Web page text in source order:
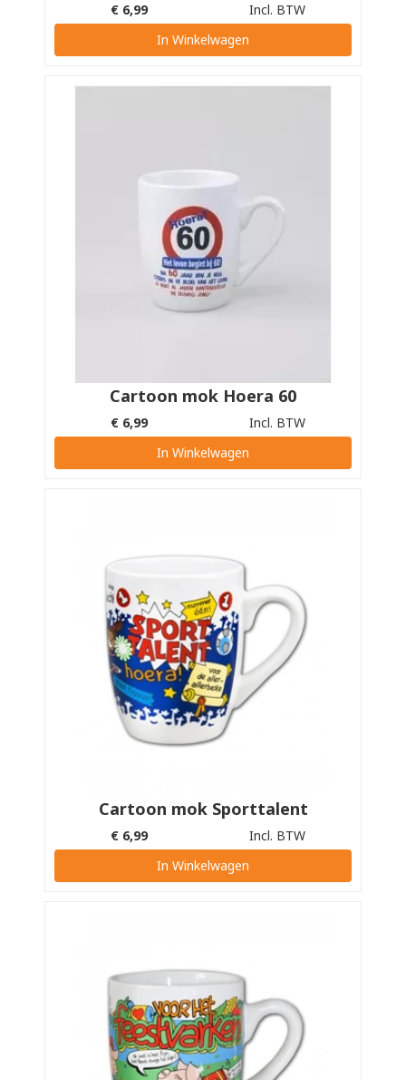
€ 6,99
Incl. BTW
In Winkelwagen
Cartoon mok Hoera 60
€ 6,99
Incl. BTW
In Winkelwagen
Cartoon mok Sporttalent
€ 6,99
Incl. BTW
In Winkelwagen